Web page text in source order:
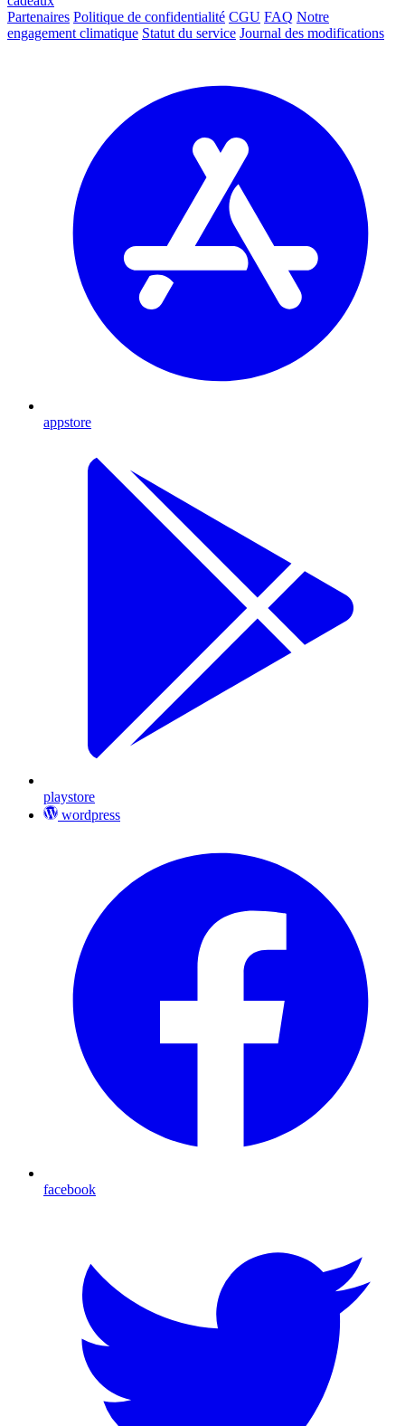
Partenaires Politique de confidentialité CGU FAQ Notre
engagement climatique Statut du service Journal des modifications
appstore
playstore
wordpress
facebook